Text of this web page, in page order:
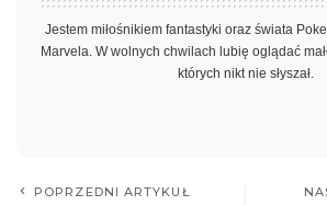
Jestem miłośnikiem fantastyki oraz świata
Marvela. W wolnych chwilach lubię oglądać
których nikt nie słyszał.
POPRZEDNI ARTYKUŁ